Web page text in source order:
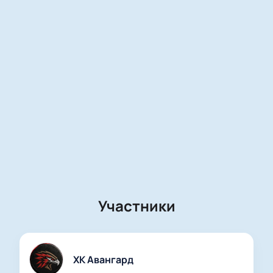
Выбор мест по схеме: находите подходящие
сектора для просмотра матча;
дома;
ВИП-зоны: комфортные условия для
Участники
ХК Авангард